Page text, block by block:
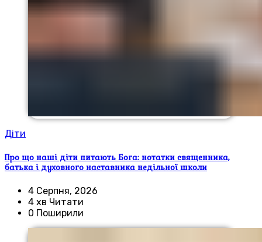
Діти
Про що наші діти питають Бога: нотатки священника,
батька і духовного наставника недільної школи
4 Серпня, 2026
4 хв Читати
0 Поширили